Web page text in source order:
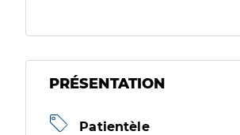
PRÉSENTATION
Patientèle